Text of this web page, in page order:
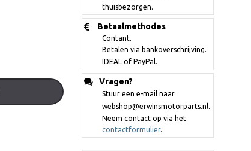
thuisbezorgen.
Betaalmethodes
Contant.
Betalen via bankoverschrijving.
IDEAL of PayPal.
Vragen?
Stuur een e-mail naar
webshop@erwinsmotorparts.nl.
Neem contact op via het
contactformulier.